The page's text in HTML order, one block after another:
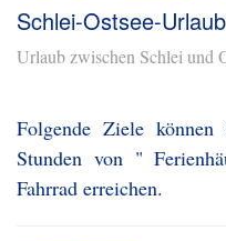
Schlei-Ostsee-Urlaub
Urlaub zwischen Schlei und
Folgende Ziele
Stunden von "
Fahrrad erreichen.